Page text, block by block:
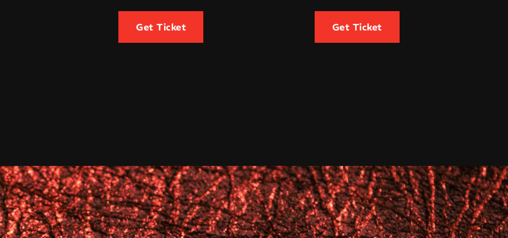
Get Ticket Get Ticket